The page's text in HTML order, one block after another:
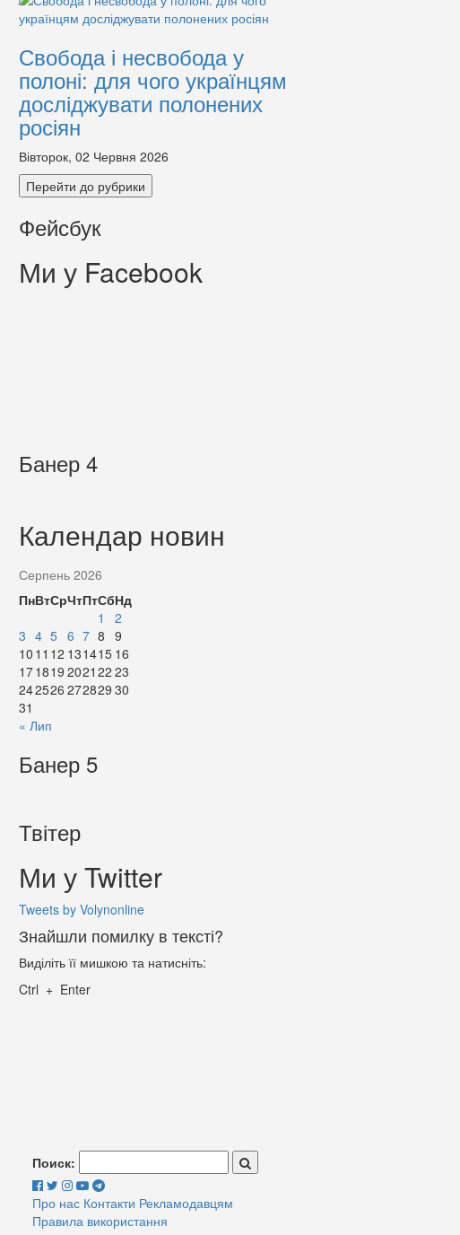
Свобода і несвобода у
полоні: для чого українцям
досліджувати полонених
росіян
Вівторок, 02 Червня 2026
Перейти до рубрики
Фейсбук
Ми у Facebook
Банер 4
Календар новин
Серпень 2026
ПнВтСрЧтПтСбНд
1
2
3 4 5 6 7 8 9
10 11 12 131415 16
171819 2021 22 23
242526 272829 30
31
« Лип
Банер 5
Твітер
Ми у Twitter
Tweets by Volynonline
Знайшли помилку в тексті?
Виділіть її мишкою та натисніть:
Ctrl + Enter
Поиск:
Про нас Контакти Рекламодавцям
Правила використання